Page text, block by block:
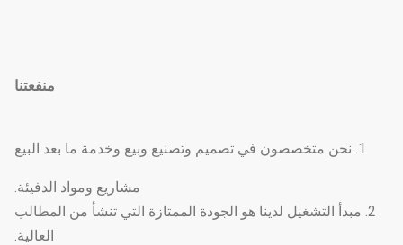
منفعتنا
1. نحن متخصصون في تصميم وتصنيع وبيع وخدمة ما بعد البيع
مشاريع ومواد الدفيئة.
2. مبدأ التشغيل لدينا هو الجودة الممتازة التي تنشأ من المطالب
العالية.